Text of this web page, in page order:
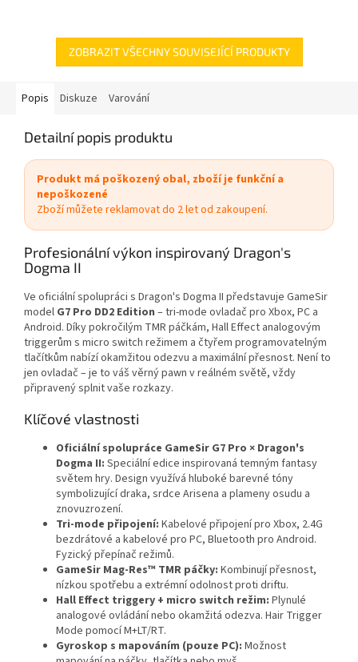
ZOBRAZIT VŠECHNY SOUVISEJÍCÍ PRODUKTY
Popis Diskuze Varování
Detailní popis produktu
Produkt má poškozený obal, zboží je funkční a
nepoškozené
Zboží můžete reklamovat do 2 let od zakoupení.
Profesionální výkon inspirovaný Dragon's
Dogma II
Ve oficiální spolupráci s Dragon's Dogma II představuje GameSir
model G7 Pro DD2 Edition – tri-mode ovladač pro Xbox, PC a
Android. Díky pokročilým TMR páčkám, Hall Effect analogovým
triggerům s micro switch režimem a čtyřem programovatelným
tlačítkům nabízí okamžitou odezvu a maximální přesnost. Není to
jen ovladač – je to váš věrný pawn v reálném světě, vždy
připravený splnit vaše rozkazy.
Klíčové vlastnosti
Oficiální spolupráce GameSir G7 Pro × Dragon's
Dogma II: Speciální edice inspirovaná temným fantasy
světem hry. Design využívá hluboké barevné tóny
symbolizující draka, srdce Arisena a plameny osudu a
znovuzrození.
Tri-mode připojení: Kabelové připojení pro Xbox, 2.4G
bezdrátové a kabelové pro PC, Bluetooth pro Android.
Fyzický přepínač režimů.
GameSir Mag-Res™ TMR páčky: Kombinují přesnost,
nízkou spotřebu a extrémní odolnost proti driftu.
Hall Effect triggery + micro switch režim: Plynulé
analogové ovládání nebo okamžitá odezva. Hair Trigger
Mode pomocí M+LT/RT.
Gyroskop s mapováním (pouze PC): Možnost